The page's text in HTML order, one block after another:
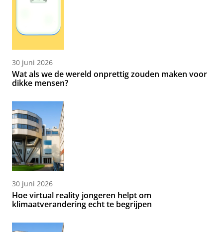
30 juni 2026
Wat als we de wereld onprettig zouden maken voor
dikke mensen?
30 juni 2026
Hoe virtual reality jongeren helpt om
klimaatverandering echt te begrijpen